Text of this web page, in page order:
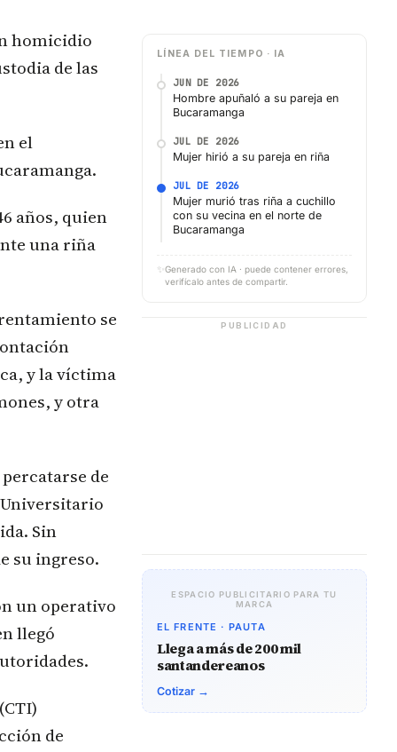
homicidio
de las
el
años, quien
una riña
se
y la víctima
y otra
de
Sin
su ingreso.
un operativo
llegó
de
LÍNEA DEL TIEMPO · IA
JUN DE 2026
Hombre apuñaló a su pareja en
Bucaramanga
JUL DE 2026
Mujer hirió a su pareja en riña
JUL DE 2026
Mujer murió tras riña a cuchillo
con su vecina en el norte de
Bucaramanga
✨ Generado con IA · puede contener errores,
verifícalo antes de compartir.
PUBLICIDAD
ESPACIO PUBLICITARIO PARA TU
MARCA
EL FRENTE · PAUTA
Llega a más de 200 mil
santandereanos
Cotizar →